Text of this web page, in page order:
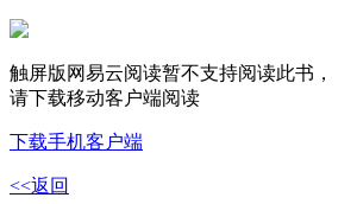
触屏版网易云阅读暂不支持阅读此书，
请下载移动客户端阅读
下载手机客户端
<<返回